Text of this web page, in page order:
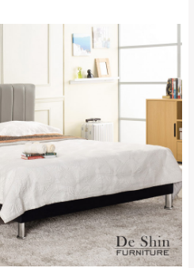
運
雙溪、貢寮、烏
來、平溪、九份、
石門、林口 下福
里、新店山區、三
峽山區、石碇、坪
林、福隆、淡水山
區、北投湖山路、
深坑山區
L
ine ID → @dershin
至基隆，南至苗栗，偏遠
送 (詳見運送規章)。
地區暫不開放，如因特殊
、鎮、村)、樓梯太小、無
，導致無法配送，
本公司
作安全，賣家無提供吊掛
或其他的吊掛方式吊運，